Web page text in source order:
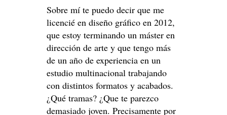
Sobre mí te puedo decir que me
licencié en diseño gráfico en 2012,
que estoy terminando un máster en
dirección de arte y que tengo más
de un año de experiencia en un
estudio multinacional trabajando
con distintos formatos y acabados.
¿Qué tramas? ¿Que te parezco
demasiado joven. Precisamente por